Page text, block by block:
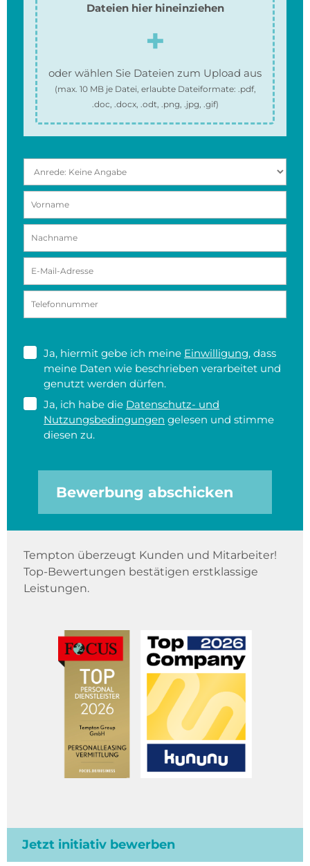
Dateien hier hineinziehen
oder wählen Sie Dateien zum Upload aus
(max. 10 MBje Datei, erlaubte Dateiformate: .pdf,
.doc, .docx, .odt, .png, .jpg, .gif)
Ja, hiermit gebe ich meine Einwilligung, dass
meine Daten wie beschrieben verarbeitet und
genutzt werden dürfen.
Ja, ich habe die Datenschutz- und
Nutzungsbedingungen gelesen und stimme
diesen zu.
Bewerbung abschicken
Tempton überzeugt Kunden und Mitarbeiter!
Top-Bewertungen bestätigen erstklassige
Leistungen.
Jetzt initiativ bewerben